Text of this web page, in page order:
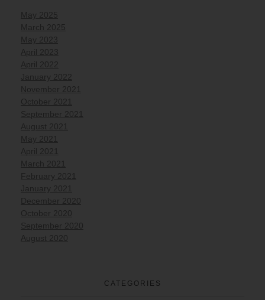
May 2025
March 2025
May 2023
April 2023
April 2022
January 2022
November 2021
October 2021
September 2021
August 2021
May 2021
April 2021
March 2021
February 2021
January 2021
December 2020
October 2020
September 2020
August 2020
CATEGORIES